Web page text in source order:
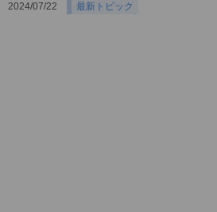
2024/07/22 最新トピック